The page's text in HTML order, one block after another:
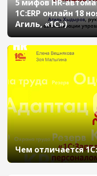
5 мифов HR-
1С:ERP онлайн 18
Агиль, «1С»)
Чем отличается